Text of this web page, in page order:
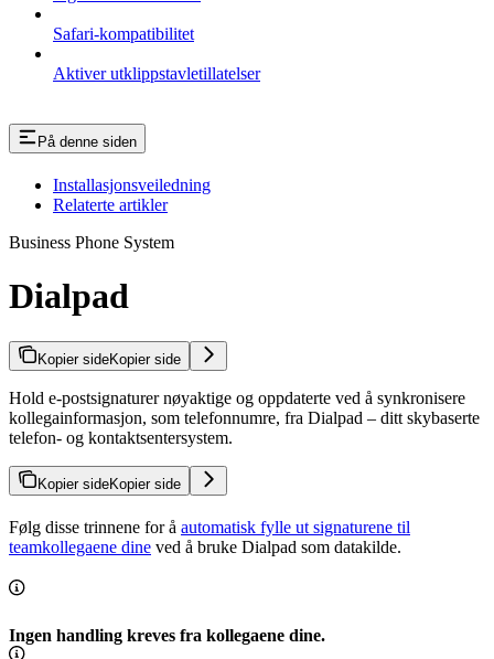
Safari-kompatibilitet
Aktiver utklippstavletillatelser
På denne siden
Installasjonsveiledning
Relaterte artikler
Business Phone System
Dialpad
Kopier sideKopier side
Hold e-postsignaturer nøyaktige og oppdaterte ved å synkronisere
kollegainformasjon, som telefonnumre, fra Dialpad – ditt skybaserte
telefon- og kontaktsentersystem.
Kopier sideKopier side
Følg disse trinnene for å automatisk fylle ut signaturene til
teamkollegaene dine ved å bruke Dialpad som datakilde.
Ingen handling kreves fra kollegaene dine.